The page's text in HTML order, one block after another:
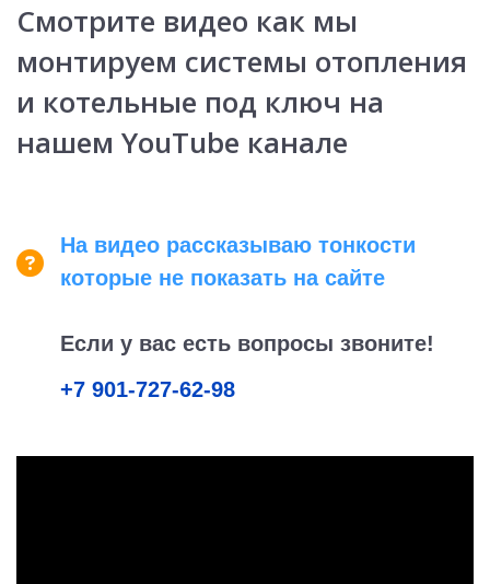
Смотрите видео как мы
монтируем системы отопления
и котельные под ключ на
нашем YouTube канале
На видео рассказываю тонкости
которые не показать на сайте
Если у вас есть вопросы звоните!
+7 901-727-62-98